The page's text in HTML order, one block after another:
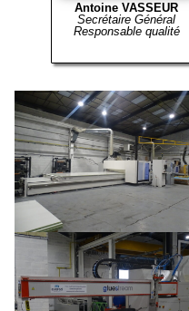
Antoine VASSEUR
Secrétaire Général
Responsable qualité